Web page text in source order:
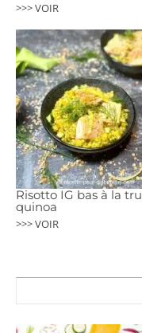
>>> VOIR
Risotto IG bas à la
quinoa
>>> VOIR